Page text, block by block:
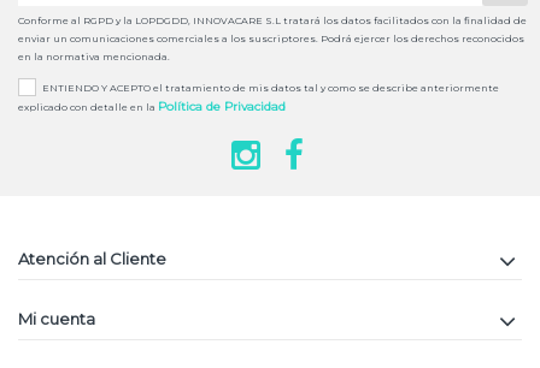
Conforme al RGPD y la LOPDGDD, INNOVACARE S.L tratará los datos facilitados con la finalidad de
enviar un comunicaciones comerciales a los suscriptores. Podrá ejercer los derechos reconocidos
en la normativa mencionada.
ENTIENDO Y ACEPTO el tratamiento de mis datos tal y como se describe anteriormente
explicado con detalle en la Política de Privacidad
Atención al Cliente
Mi cuenta